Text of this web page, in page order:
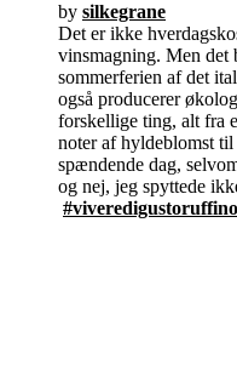
by silkegrane
Det er ikke
vinsmagning. Men det
sommerferien af det
også producerer
forskellige ting, alt fra
noter af hyldeblomst
spændende dag,
og nej, jeg spyttede
#viveredigustoruffino